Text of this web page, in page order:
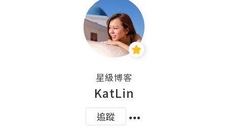
星級博客
KatLin
追蹤